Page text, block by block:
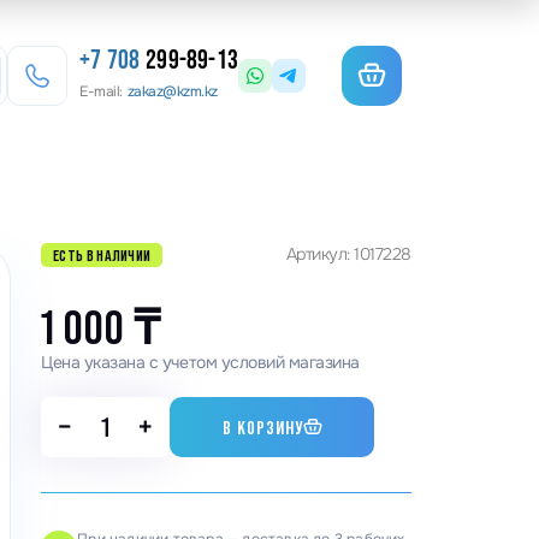
для гибки арматуры
координатные поворотные
станки
станки
камнерезные
+7 708299-89-13
E-mail: zakaz@kzm.kz
ЕСТЬ В НАЛИЧИИ Артикул: 1017228
1 000₸
Цена указана с учетом условий магазина
− + В КОРЗИНУ